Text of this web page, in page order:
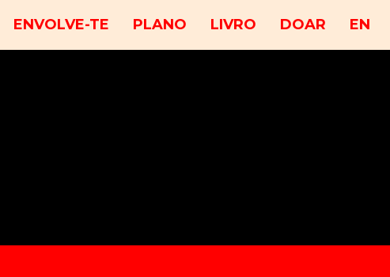
ENVOLVE-TE PLANO LIVRO DOAR EN